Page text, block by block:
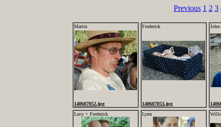
Previous 1 2 3
Martin
140607052.jpg
Frederick
140607053.jpg
Lucy + Frederick
Lynn